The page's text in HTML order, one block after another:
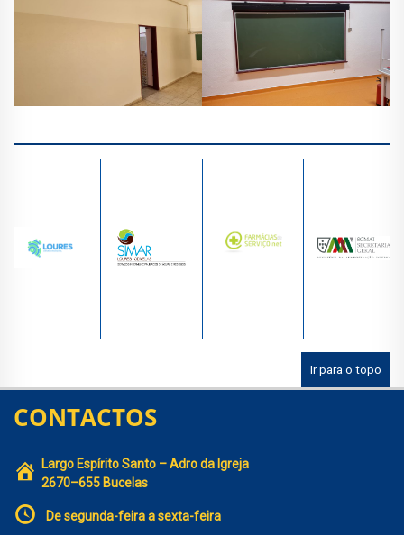
Ir para o topo
CONTACTOS
Largo Espírito Santo – Adro da Igreja
2670–655 Bucelas
De segunda-feira a sexta-feira